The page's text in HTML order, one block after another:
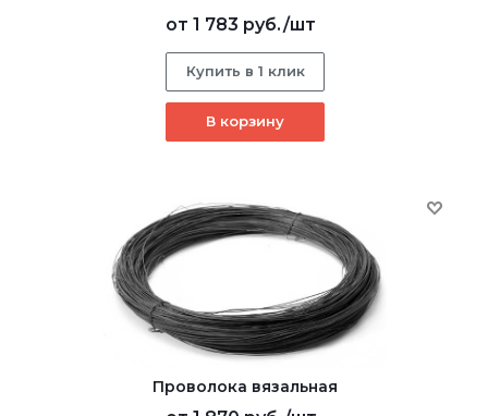
от 1 783 руб./шт
Купить в 1 клик
В корзину
Проволока вязальная